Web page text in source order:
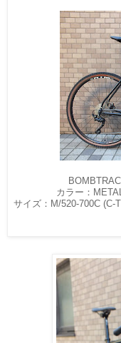
カラー：
サイズ：M/520-700C (C-